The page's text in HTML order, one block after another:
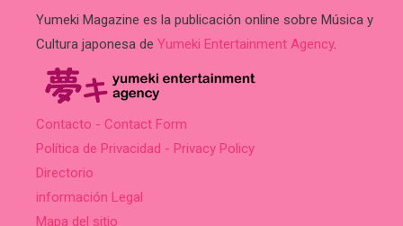
Yumeki Magazine es la publicación online sobre Música y
Cultura japonesa de Yumeki Entertainment Agency.
Contacto - Contact Form
Política de Privacidad - Privacy Policy
Directorio
información Legal
Mapa del sitio